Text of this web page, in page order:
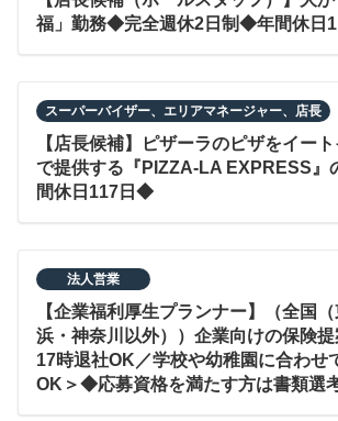
福」勤務◆完全週休2日制◆年間休日
スーパーバイザー、エリアマネージャー、店長
【店長候補】ピザーラのピザをイー
で提供する『PIZZA-LA EXPRESS
間休日117日◆
法人営業
【企業福利厚生プランナー】（全国
浜・神奈川以外））企業向けの保険提
17時退社OK／学校や幼稚園に合わせ
OK＞◆応募資格を満たす方は書類選